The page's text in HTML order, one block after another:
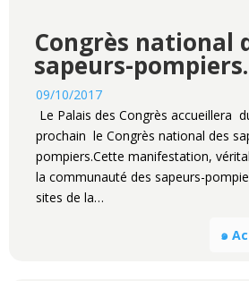
Congrès national
sapeurs-pompiers.
09/10/2017
Le Palais des Congrès accueillera
prochain le Congrès national des
pompiers.Cette manifestation,
la communauté des sapeurs-
sites de la…
๑